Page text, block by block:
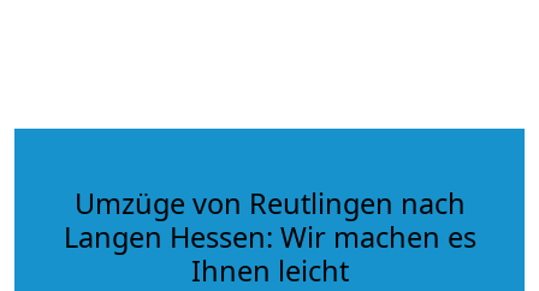
Umzüge von Reutlingen nach
Langen Hessen: Wir machen es
Ihnen leicht